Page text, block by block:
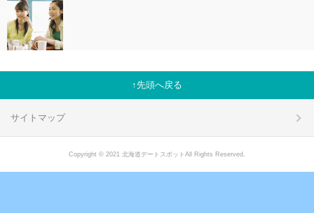
先頭へ戻る
サイトマップ
Copyright © 2021 北海道デートスポットAll Rights Reserved.